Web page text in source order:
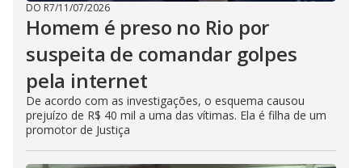
DO R7/11/07/2026
Homem é preso no Rio por
suspeita de comandar golpes
pela internet
De acordo com as investigações, o esquema causou
prejuízo de R$ 40 mil a uma das vítimas. Ela é filha de um
promotor de Justiça